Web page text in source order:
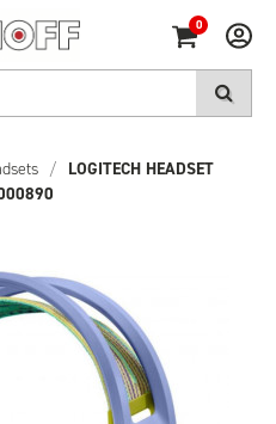
0
/ LOGITECH HEADSET